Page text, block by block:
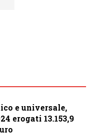
e universale,
erogati 13.153,9